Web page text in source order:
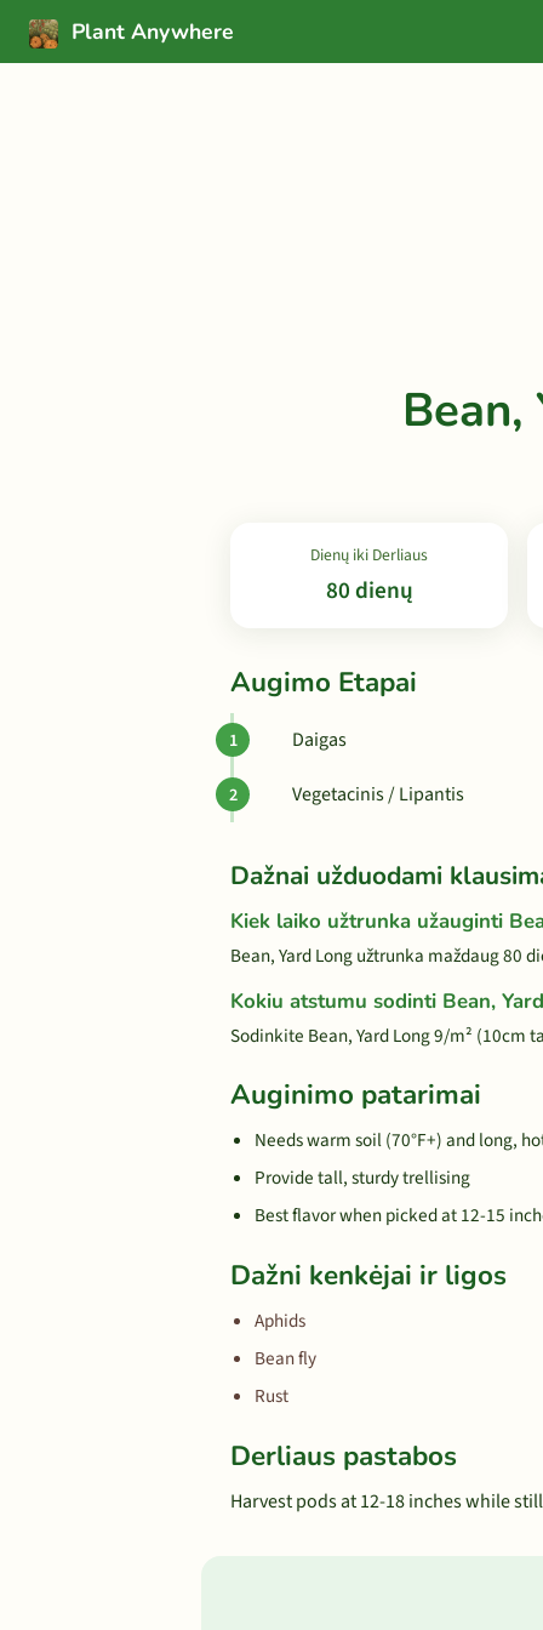
Plant Anywhere
Dienų iki Derliaus
80 dienų
Augimo Etapai
Daigas
Vegetacinis / Lipantis
Dažnai užduodami
Kiek laiko užtrunka užauginti
Bean, Yard Long užtrunka maždaug 80
Kokiu atstumu sodinti Bean,
Sodinkite Bean, Yard Long 9/m² (10cm
Auginimo patarimai
Needs warm soil (70°F+) and long,
Provide tall, sturdy trellising
Best flavor when picked at 12-15
Dažni kenkėjai ir ligos
Aphids
Bean fly
Rust
Derliaus pastabos
Harvest pods at 12-18 inches while